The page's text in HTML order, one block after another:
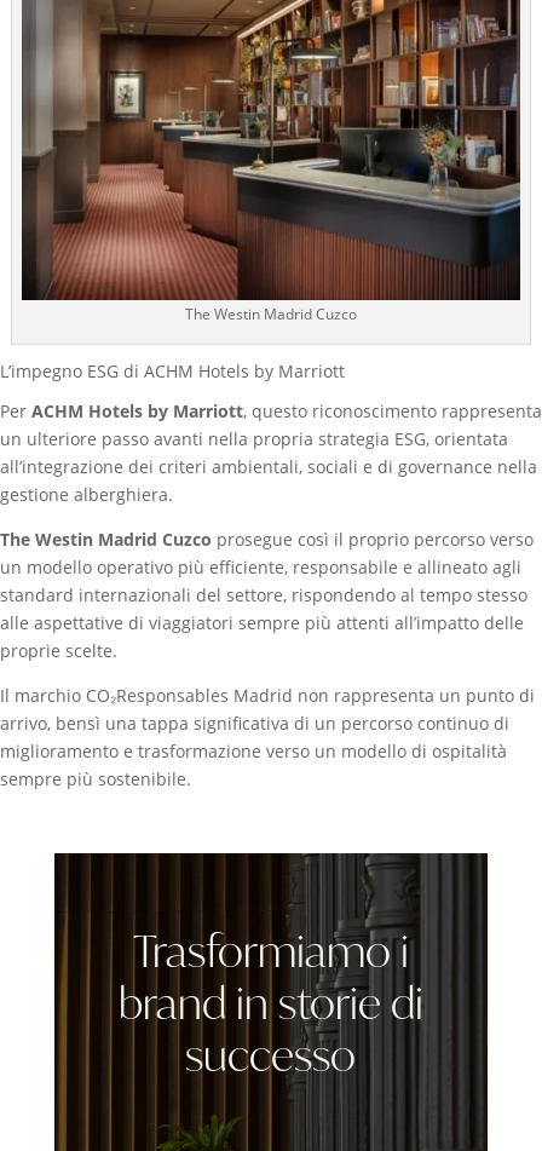
The Westin Madrid Cuzco
L’impegno ESG di ACHM Hotels by Marriott
Per ACHM Hotels by Marriott, questo riconoscimento rappresenta
un ulteriore passo avanti nella propria strategia ESG, orientata
all’integrazione dei criteri ambientali, sociali e di governance nella
gestione alberghiera.
The Westin Madrid Cuzco prosegue così il proprio percorso verso
un modello operativo più efficiente, responsabile e allineato agli
standard internazionali del settore, rispondendo al tempo stesso
alle aspettative di viaggiatori sempre più attenti all’impatto delle
proprie scelte.
Il marchio CO₂Responsables Madrid non rappresenta un punto di
arrivo, bensì una tappa significativa di un percorso continuo di
miglioramento e trasformazione verso un modello di ospitalità
sempre più sostenibile.
Trasformiamo i
brand in storie di
successo